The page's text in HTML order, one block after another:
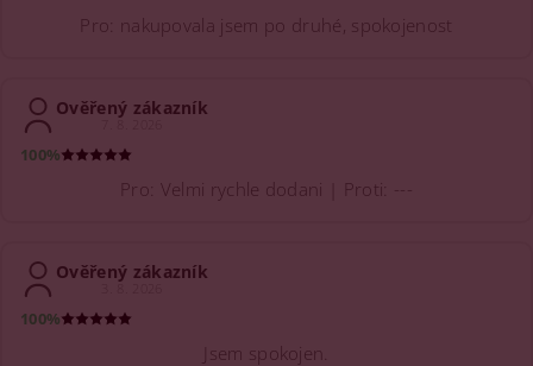
Pro: nakupovala jsem po druhé, spokojenost
Ověřený zákazník
100%
Pro: Velmi rychle dodani | Proti: ---
Ověřený zákazník
100%
Jsem spokojen.